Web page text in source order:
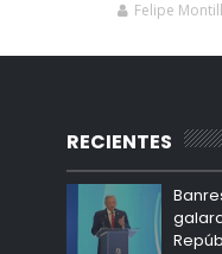
Felipe
RECIENTES